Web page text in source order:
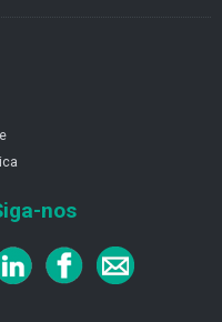
nos